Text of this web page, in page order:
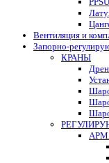
Вентиляция и
Запорно-
КРАНЫ